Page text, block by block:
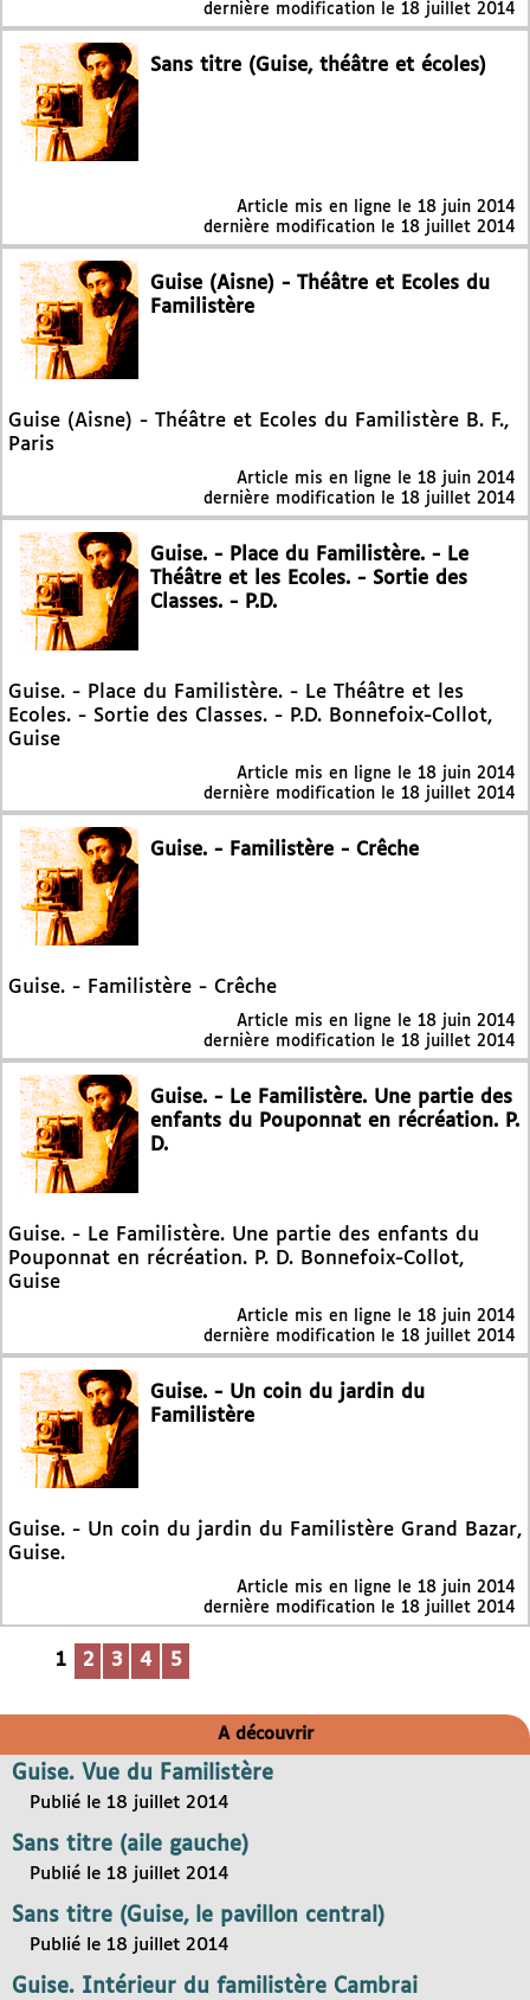
dernière modification le 18 juillet 2014
Sans titre (Guise, théâtre et écoles)
Article mis en ligne le 18 juin 2014
dernière modification le 18 juillet 2014
Guise (Aisne) - Théâtre et Ecoles du
Familistère
Guise (Aisne) - Théâtre et Ecoles du Familistère B. F.,
Paris
Article mis en ligne le 18 juin 2014
dernière modification le 18 juillet 2014
Guise. - Place du Familistère. - Le
Théâtre et les Ecoles. - Sortie des
Classes. - P.D.
Guise. - Place du Familistère. - Le Théâtre et les
Ecoles. - Sortie des Classes. - P.D. Bonnefoix-Collot,
Guise
Article mis en ligne le 18 juin 2014
dernière modification le 18 juillet 2014
Guise. - Familistère - Crêche
Guise. - Familistère - Crêche
Article mis en ligne le 18 juin 2014
dernière modification le 18 juillet 2014
Guise. - Le Familistère. Une partie des
enfants du Pouponnat en récréation. P.
D.
Guise. - Le Familistère. Une partie des enfants du
Pouponnat en récréation. P. D. Bonnefoix-Collot,
Guise
Article mis en ligne le 18 juin 2014
dernière modification le 18 juillet 2014
Guise. - Un coin du jardin du
Familistère
Guise. - Un coin du jardin du Familistère Grand Bazar,
Guise.
Article mis en ligne le 18 juin 2014
dernière modification le 18 juillet 2014
1 2 3 4 5
A découvrir
Guise. Vue du Familistère
Publié le 18 juillet 2014
Sans titre (aile gauche)
Publié le 18 juillet 2014
Sans titre (Guise, le pavillon central)
Publié le 18 juillet 2014
Guise. Intérieur du familistère Cambrai